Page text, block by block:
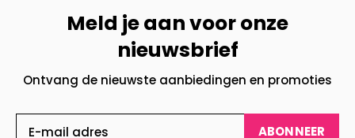
Meld je aan voor onze
nieuwsbrief
Ontvang de nieuwste aanbiedingen en promoties
ABONNEER